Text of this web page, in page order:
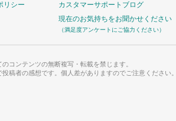
リシー
カスタマーサポートブログ
現在のお気持ちをお聞かせください
（満足度アンケートにご協力ください）
コンテンツの無断複写・転載を禁じます。
稿者の感想です。個人差がありますのでご注意ください